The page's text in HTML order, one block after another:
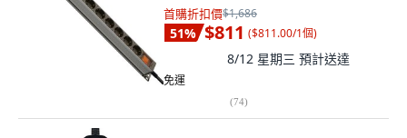
首購折扣價$1,686
51% $811 ($811.00/1個)
8/12 星期三 預計送達
免運
(74)